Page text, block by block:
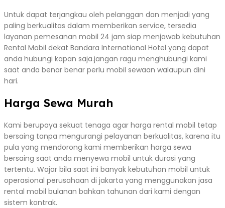
Untuk dapat terjangkau oleh pelanggan dan menjadi yang
paling berkualitas dalam memberikan service, tersedia
layanan pemesanan mobil 24 jam siap menjawab kebutuhan
Rental Mobil dekat Bandara International Hotel yang dapat
anda hubungi kapan saja.jangan ragu menghubungi kami
saat anda benar benar perlu mobil sewaan walaupun dini
hari.
Harga Sewa Murah
Kami berupaya sekuat tenaga agar harga rental mobil tetap
bersaing tanpa mengurangi pelayanan berkualitas, karena itu
pula yang mendorong kami memberikan harga sewa
bersaing saat anda menyewa mobil untuk durasi yang
tertentu. Wajar bila saat ini banyak kebutuhan mobil untuk
operasional perusahaan di jakarta yang menggunakan jasa
rental mobil bulanan bahkan tahunan dari kami dengan
sistem kontrak.